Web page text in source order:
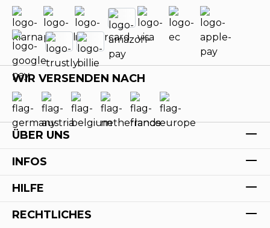
WIR VERSENDEN NACH
ÜBER UNS
INFOS
HILFE
RECHTLICHES